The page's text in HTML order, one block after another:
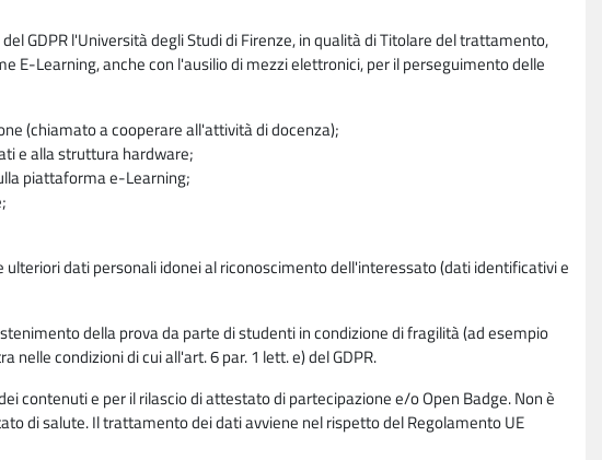
GDPR l'Università degli Studi di Firenze, in qualità di Titolare del trattamento,
Learning, anche con l'ausilio di mezzi elettronici, per il perseguimento delle
(chiamato a cooperare all'attività di docenza);
e alla struttura hardware;
piattaforma e-Learning;
dati personali idonei al riconoscimento dell'interessato (dati identificativi e
della prova da parte di studenti in condizione di fragilità (ad esempio
condizioni di cui all'art. 6 par. 1 lett. e) del GDPR.
contenuti e per il rilascio di attestato di partecipazione e/o Open Badge. Non è
di salute. Il trattamento dei dati avviene nel rispetto del Regolamento UE